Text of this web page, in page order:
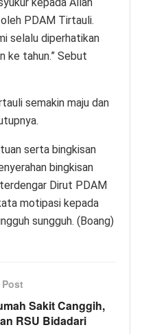
PDAM Tirtauli.
selalu diperhatikan
ke tahun.” Sebut
semakin maju dan
serta bingkisan
bingkisan
Dirut PDAM
motipasi kepada
sungguh. (Boang)
Sakit Canggih,
RSU Bidadari